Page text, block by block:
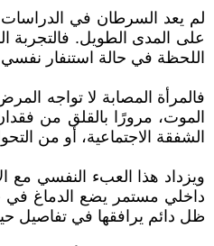
لم يعد السرطان في الدراسات
على المدى الطويل. فالتجربة
اللحظة في حالة استنفار
فالمرأة المصابة لا تواجه
الموت، مرورًا بالقلق من
الشفقة الاجتماعية، أو من
ويزداد هذا العبء النفسي مع
داخلي مستمر يضع الدماغ في
ظل دائم يرافقها في تفاصيل